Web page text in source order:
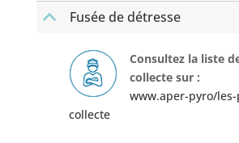
B Fusée de détresse
Consultez la liste
collecte sur :
www.aper-pyro/
collecte